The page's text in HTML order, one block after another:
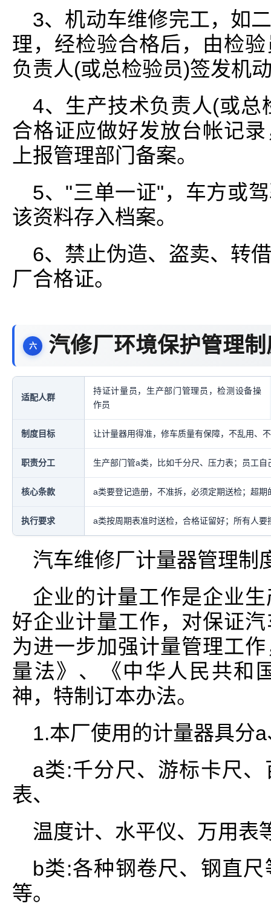
3、机动车维修完工，如
理，经检验合格后，由检
负责人(或总检验员)签发机
4、生产技术负责人(或总
合格证应做好发放台帐记
上报管理部门备案。
5、"三单一证"，车方或
该资料存入档案。
6、禁止伪造、盗卖、转
厂合格证。
汽修厂环境保护管理
适配人群
持证计量员，生产部门管理员，检测设备操
作员
制度目标 让计量器用得准，修车质量有保障，不乱用、
职责分工 生产部门管a类，比如千分尺、压力表；员工
核心条款 a类要登记造册，不准拆，必须定期送检；超
执行要求 a类按周期表准时送检，合格证留好；所有人
汽车维修厂计量器管理制
企业的计量工作是企业
好企业计量工作，对保证
为进一步加强计量管理工
量法》、《中华人民共和
神，特制订本办法。
1.本厂使用的计量器具分
a类:千分尺、游标卡尺
表、
温度计、水平仪、万用表
b类:各种钢卷尺、钢直
等。